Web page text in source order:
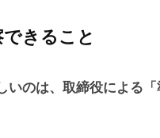
できること
いのは、取締役による